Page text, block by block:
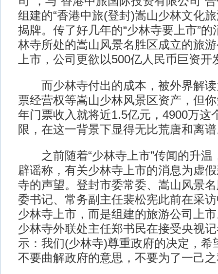
组建的“香港中旅(登封)嵩山少林文化
揭牌。传了好几年的“少林寺要上市”
林寺所处的嵩山风景名胜区成立的旅
上市，公司更欲以500亿人民币巨资开
而少林寺付出的成本，被外界解读
票经营权等嵩山少林风景区资产，但
年门票收入就将近1.5亿元，4900万这
限，在这一背景下显得无比荒唐和离
之前随着“少林寺上市”传闻的升温
辟谣称，有关少林寺上市的消息为虚
寺的声望。登封市委常委、嵩山风景
委书记、常务副主任裴松宪此前在采
少林寺上市，而是组建的旅游公司上
少林寺外联处主任郑书民在接受央视
示：我们(少林寺)尊重政府的决定，希
不要曲解政府的意思，不要为了一己